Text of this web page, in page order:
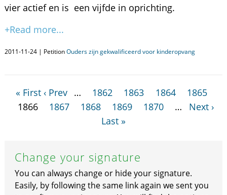
vier actief en is een vijfde in oprichting.
+Read more...
2011-11-24 | PetitionOuders zijn gekwalificeerd voor kinderopvang
« First ‹ Prev … 1862 1863 1864
1865
1866
1867 1868 1869 1870 …
Next ›
Last »
Change your signature
You can always change or hide your signature.
Easily, by following the same link again we sent you